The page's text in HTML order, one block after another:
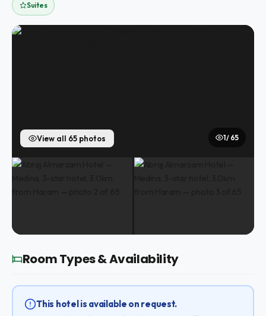
Suites
View all 65 photos 1 / 65
Room Types & Availability
This hotel is available on request.